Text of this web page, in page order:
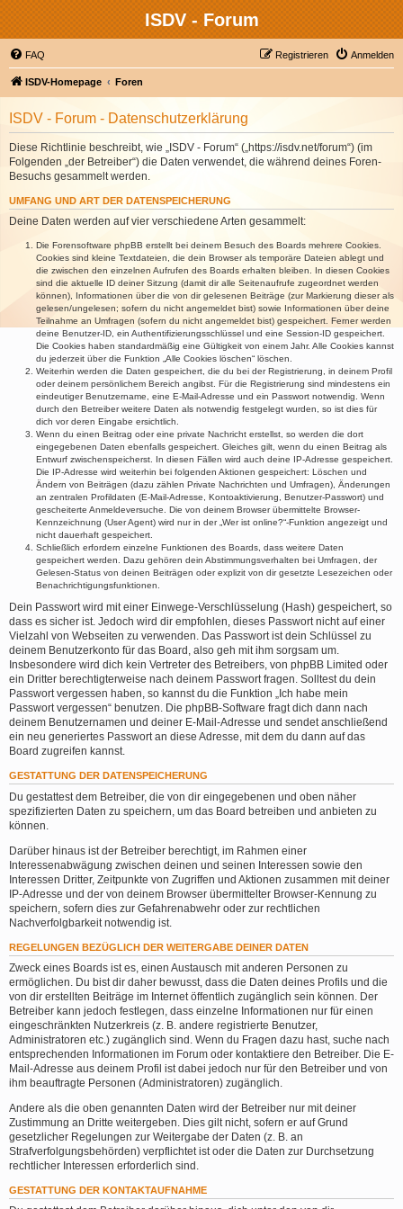
ISDV - Forum
FAQ Anmelden
Registrieren
ISDV-Homepage Foren
ISDV - Forum - Datenschutzerklärung
Diese Richtlinie beschreibt, wie „ISDV - Forum“ („https://isdv.net/forum“) (im
Folgenden „der Betreiber“) die Daten verwendet, die während deines Foren-
Besuchs gesammelt werden.
UMFANG UND ART DER DATENSPEICHERUNG
Deine Daten werden auf vier verschiedene Arten gesammelt:
Die Forensoftware phpBB erstellt bei deinem Besuch des Boards mehrere Cookies.
Cookies sind kleine Textdateien, die dein Browser als temporäre Dateien ablegt und
die zwischen den einzelnen Aufrufen des Boards erhalten bleiben. In diesen Cookies
sind die aktuelle ID deiner Sitzung (damit dir alle Seitenaufrufe zugeordnet werden
können), Informationen über die von dir gelesenen Beiträge (zur Markierung dieser als
gelesen/ungelesen; sofern du nicht angemeldet bist) sowie Informationen über deine
Teilnahme an Umfragen (sofern du nicht angemeldet bist) gespeichert. Ferner werden
deine Benutzer-ID, ein Authentifizierungsschlüssel und eine Session-ID gespeichert.
Die Cookies haben standardmäßig eine Gültigkeit von einem Jahr. Alle Cookies kannst
du jederzeit über die Funktion „Alle Cookies löschen“ löschen.
Weiterhin werden die Daten gespeichert, die du bei der Registrierung, in deinem Profil
oder deinem persönlichem Bereich angibst. Für die Registrierung sind mindestens ein
eindeutiger Benutzername, eine E-Mail-Adresse und ein Passwort notwendig. Wenn
durch den Betreiber weitere Daten als notwendig festgelegt wurden, so ist dies für
dich vor deren Eingabe ersichtlich.
Wenn du einen Beitrag oder eine private Nachricht erstellst, so werden die dort
eingegebenen Daten ebenfalls gespeichert. Gleiches gilt, wenn du einen Beitrag als
Entwurf zwischenspeicherst. In diesen Fällen wird auch deine IP-Adresse gespeichert.
Die IP-Adresse wird weiterhin bei folgenden Aktionen gespeichert: Löschen und
Ändern von Beiträgen (dazu zählen Private Nachrichten und Umfragen), Änderungen
an zentralen Profildaten (E-Mail-Adresse, Kontoaktivierung, Benutzer-Passwort) und
gescheiterte Anmeldeversuche. Die von deinem Browser übermittelte Browser-
Kennzeichnung (User Agent) wird nur in der „Wer ist online?“-Funktion angezeigt und
nicht dauerhaft gespeichert.
Schließlich erfordern einzelne Funktionen des Boards, dass weitere Daten
gespeichert werden. Dazu gehören dein Abstimmungsverhalten bei Umfragen, der
Gelesen-Status von deinen Beiträgen oder explizit von dir gesetzte Lesezeichen oder
Benachrichtigungsfunktionen.
Dein Passwort wird mit einer Einwege-Verschlüsselung (Hash) gespeichert, so
dass es sicher ist. Jedoch wird dir empfohlen, dieses Passwort nicht auf einer
Vielzahl von Webseiten zu verwenden. Das Passwort ist dein Schlüssel zu
deinem Benutzerkonto für das Board, also geh mit ihm sorgsam um.
Insbesondere wird dich kein Vertreter des Betreibers, von phpBB Limited oder
ein Dritter berechtigterweise nach deinem Passwort fragen. Solltest du dein
Passwort vergessen haben, so kannst du die Funktion „Ich habe mein
Passwort vergessen“ benutzen. Die phpBB-Software fragt dich dann nach
deinem Benutzernamen und deiner E-Mail-Adresse und sendet anschließend
ein neu generiertes Passwort an diese Adresse, mit dem du dann auf das
Board zugreifen kannst.
GESTATTUNG DER DATENSPEICHERUNG
Du gestattest dem Betreiber, die von dir eingegebenen und oben näher
spezifizierten Daten zu speichern, um das Board betreiben und anbieten zu
können.
Darüber hinaus ist der Betreiber berechtigt, im Rahmen einer
Interessenabwägung zwischen deinen und seinen Interessen sowie den
Interessen Dritter, Zeitpunkte von Zugriffen und Aktionen zusammen mit deiner
IP-Adresse und der von deinem Browser übermittelter Browser-Kennung zu
speichern, sofern dies zur Gefahrenabwehr oder zur rechtlichen
Nachverfolgbarkeit notwendig ist.
REGELUNGEN BEZÜGLICH DER WEITERGABE DEINER DATEN
Zweck eines Boards ist es, einen Austausch mit anderen Personen zu
ermöglichen. Du bist dir daher bewusst, dass die Daten deines Profils und die
von dir erstellten Beiträge im Internet öffentlich zugänglich sein können. Der
Betreiber kann jedoch festlegen, dass einzelne Informationen nur für einen
eingeschränkten Nutzerkreis (z. B. andere registrierte Benutzer,
Administratoren etc.) zugänglich sind. Wenn du Fragen dazu hast, suche nach
entsprechenden Informationen im Forum oder kontaktiere den Betreiber. Die E-
Mail-Adresse aus deinem Profil ist dabei jedoch nur für den Betreiber und von
ihm beauftragte Personen (Administratoren) zugänglich.
Andere als die oben genannten Daten wird der Betreiber nur mit deiner
Zustimmung an Dritte weitergeben. Dies gilt nicht, sofern er auf Grund
gesetzlicher Regelungen zur Weitergabe der Daten (z. B. an
Strafverfolgungsbehörden) verpflichtet ist oder die Daten zur Durchsetzung
rechtlicher Interessen erforderlich sind.
GESTATTUNG DER KONTAKTAUFNAHME